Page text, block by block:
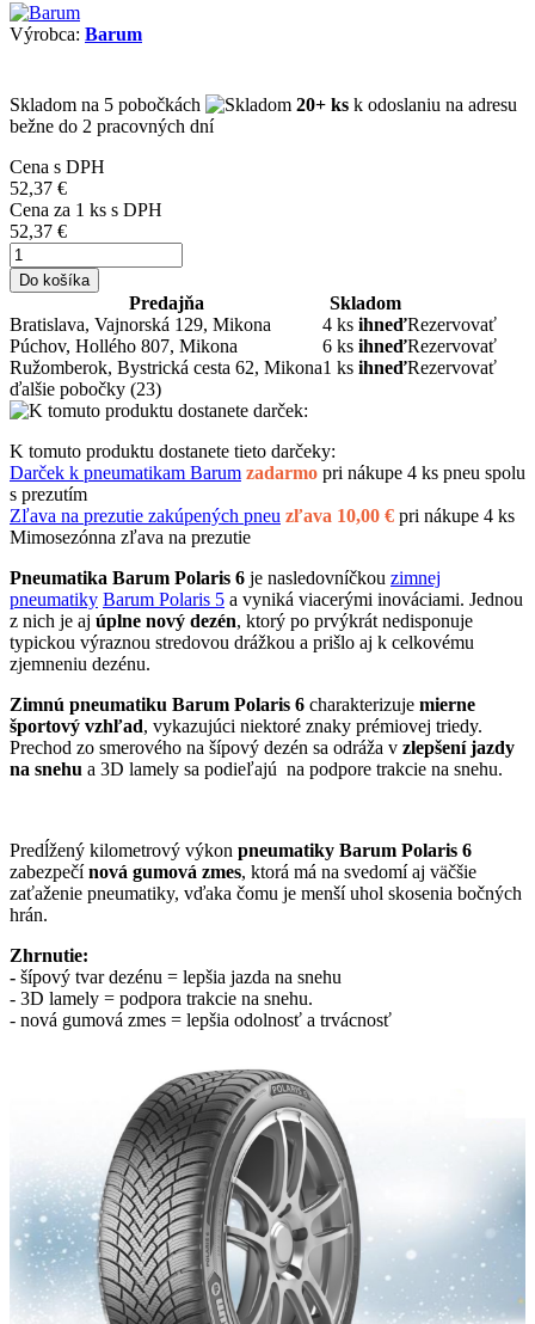
Výrobca: Barum
Skladom na 5 pobočkách 20+ ks k odoslaniu na adresu
bežne do 2 pracovných dní
Cena s DPH
52,37 €
Cena za 1 ks s DPH
52,37 €
Do košíka
Predajňa
Skladom
Bratislava, Vajnorská 129, Mikona
4 ks ihneďRezervovať
Púchov, Hollého 807, Mikona
6 ks ihneďRezervovať
Ružomberok, Bystrická cesta 62, Mikona1 ks ihneďRezervovať
ďalšie pobočky (23)
K tomuto produktu dostanete tieto darčeky:
Darček k pneumatikam Barum zadarmo pri nákupe 4 ks pneu spolu
s prezutím
Zľava na prezutie zakúpených pneu zľava 10,00 € pri nákupe 4 ks
Mimosezónna zľava na prezutie
Pneumatika Barum Polaris 6 je nasledovníčkou zimnej
pneumatiky Barum Polaris 5 a vyniká viacerými inováciami. Jednou
z nich je aj úplne nový dezén, ktorý po prvýkrát nedisponuje
typickou výraznou stredovou drážkou a prišlo aj k celkovému
zjemneniu dezénu.
Zimnú pneumatiku Barum Polaris 6 charakterizuje mierne
športový vzhľad, vykazujúci niektoré znaky prémiovej triedy.
Prechod zo smerového na šípový dezén sa odráža v zlepšení jazdy
na snehu a 3D lamely sa podieľajú na podpore trakcie na snehu.
Predĺžený kilometrový výkon pneumatiky Barum Polaris 6
zabezpečínová gumová zmes, ktorá má na svedomí aj väčšie
zaťaženie pneumatiky, vďaka čomu je menší uhol skosenia bočných
hrán.
Zhrnutie:
- šípový tvar dezénu = lepšia jazda na snehu
- 3D lamely = podpora trakcie na snehu.
- nová gumová zmes = lepšia odolnosť a trvácnosť